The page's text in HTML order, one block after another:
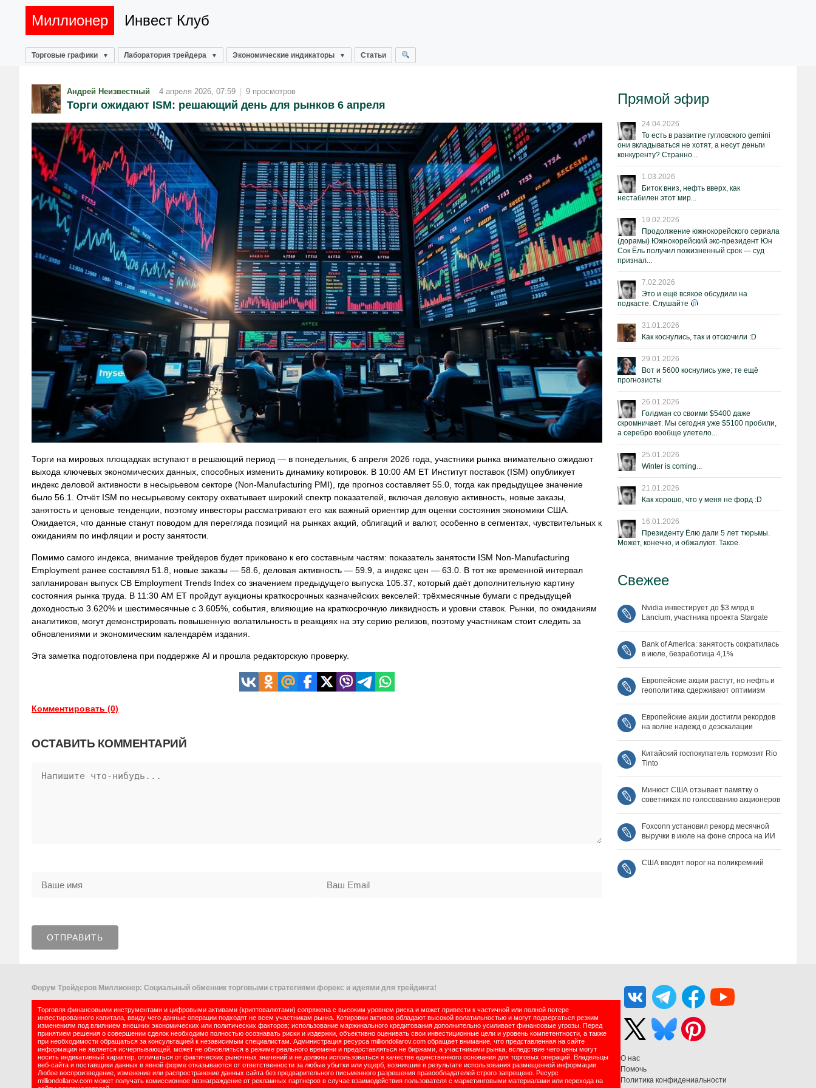
Миллионер Инвест Клуб
Торговые графики Лаборатория трейдера Экономические индикаторы Статьи
Андрей Неизвестный 4 апреля 2026, 07:59 | 9 просмотров
Торги ожидают ISM: решающий день для рынков 6 апреля
Торги на мировых площадках вступают в решающий период — в понедельник, 6 апреля 2026 года, участники рынка внимательно ожидают
выхода ключевых экономических данных, способных изменить динамику котировок. В 10:00 AM ET Институт поставок (ISM) опубликует
индекс деловой активности в несырьевом секторе (Non‑Manufacturing PMI), где прогноз составляет 55.0, тогда как предыдущее значение
было 56.1. Отчёт ISM по несырьевому сектору охватывает широкий спектр показателей, включая деловую активность, новые заказы,
занятость и ценовые тенденции, поэтому инвесторы рассматривают его как важный ориентир для оценки состояния экономики США.
Ожидается, что данные станут поводом для перегляда позиций на рынках акций, облигаций и валют, особенно в сегментах, чувствительных к
ожиданиям по инфляции и росту занятости.
Помимо самого индекса, внимание трейдеров будет приковано к его составным частям: показатель занятости ISM Non‑Manufacturing
Employment ранее составлял 51.8, новые заказы — 58.6, деловая активность — 59.9, а индекс цен — 63.0. В тот же временной интервал
запланирован выпуск CB Employment Trends Index со значением предыдущего выпуска 105.37, который даёт дополнительную картину
состояния рынка труда. В 11:30 AM ET пройдут аукционы краткосрочных казначейских векселей: трёхмесячные бумаги с предыдущей
доходностью 3.620% и шестимесячные с 3.605%, события, влияющие на краткосрочную ликвидность и уровни ставок. Рынки, по ожиданиям
аналитиков, могут демонстрировать повышенную волатильность в реакциях на эту серию релизов, поэтому участникам стоит следить за
обновлениями и экономическим календарём издания.
Эта заметка подготовлена при поддержке AI и прошла редакторскую проверку.
Комментировать (0)
ОСТАВИТЬ КОММЕНТАРИЙ
Прямой эфир
24.04.2026
То есть в развитие гугловского gemini
они вкладываться не хотят, а несут деньги
конкуренту? Странно...
1.03.2026
Биток вниз, нефть вверх, как
нестабилен этот мир...
19.02.2026
Продолжение южнокорейского сериала
(дорамы) Южнокорейский экс-президент Юн
Сок Ёль получил пожизненный срок — суд
признал...
7.02.2026
Это и ещё всякое обсудили на
подкасте. Слушайте
31.01.2026
Как коснулись, так и отскочили :D
29.01.2026
Вот и 5600 коснулись уже; те ещё
прогнозисты
26.01.2026
Голдман со своими $5400 даже
скромничает. Мы сегодня уже $5100 пробили,
а серебро вообще улетело...
25.01.2026
Winter is coming...
21.01.2026
Как хорошо, что у меня не форд :D
16.01.2026
Президенту Ёлю дали 5 лет тюрьмы.
Может, конечно, и обжалуют. Такое.
Свежее
Nvidia инвестирует до $3 млрд в
Lancium, участника проекта Stargate
Bank of America: занятость сократилась
в июле, безработица 4,1%
Европейские акции растут, но нефть и
геополитика сдерживают оптимизм
Европейские акции достигли рекордов
на волне надежд о деэскалации
Китайский госпокупатель тормозит Rio
Tinto
Минюст США отзывает памятку о
советниках по голосованию акционеров
Foxconn установил рекорд месячной
выручки в июле на фоне спроса на ИИ
США вводят порог на поликремний
Форум Трейдеров Миллионер: Социальный обменник торговыми стратегиями форекс и идеями для трейдинга!
Торговля финансовыми инструментами и цифровыми активами (криптовалютами) сопряжена с высоким уровнем риска и может привести к частичной или полной потере
инвестированного капитала, ввиду чего данные операции подходят не всем участникам рынка. Котировки активов обладают высокой волатильностью и могут подвергаться резким
изменениям под влиянием внешних экономических или политических факторов; использование маржинального кредитования дополнительно усиливает финансовые угрозы. Перед
принятием решения о совершении сделок необходимо полностью осознавать риски и издержки, объективно оценивать свои инвестиционные цели и уровень компетентности, а также
при необходимости обращаться за консультацией к независимым специалистам. Администрация ресурса milliondollarov.com обращает внимание, что представленная на сайте
информация не является исчерпывающей, может не обновляться в режиме реального времени и предоставляться не биржами, а участниками рынка, вследствие чего цены могут
носить индикативный характер, отличаться от фактических рыночных значений и не должны использоваться в качестве единственного основания для торговых операций. Владельцы
веб-сайта и поставщики данных в явной форме отказываются от ответственности за любые убытки или ущерб, возникшие в результате использования размещенной информации.
Любое воспроизведение, изменение или распространение данных сайта без предварительного письменного разрешения правообладателей строго запрещено. Ресурс
milliondollarov.com может получать комиссионное вознаграждение от рекламных партнеров в случае взаимодействия пользователя с маркетинговыми материалами или перехода на
О нас
Помочь
Политика конфидениальности